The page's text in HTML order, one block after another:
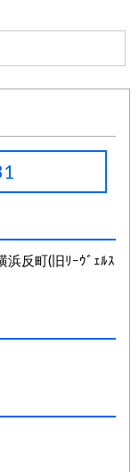
浜反町(旧ﾘｰｳﾞｪﾙｽ